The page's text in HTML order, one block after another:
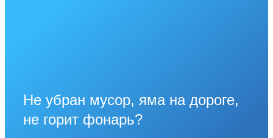
Не убран мусор, яма на дороге,
не горит фонарь?